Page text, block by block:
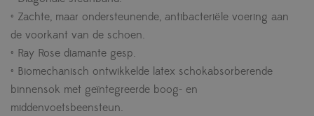
• Zachte, maar ondersteunende, antibacteriële voering aan
de voorkant van de schoen.
• Ray Rose diamante gesp.
• Biomechanisch ontwikkelde latex schokabsorberende
binnensok met geïntegreerde boog- en
middenvoetsbeensteun.